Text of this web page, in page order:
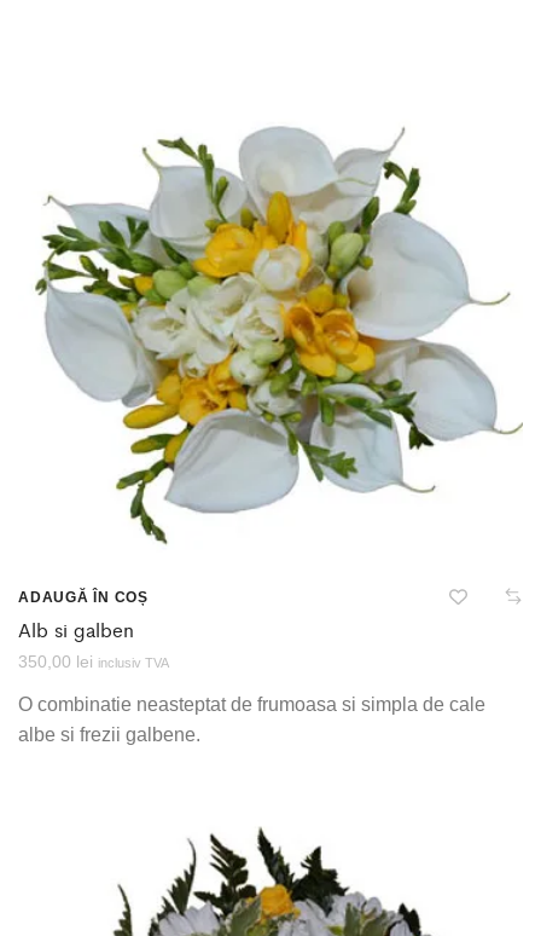
ADAUGĂ ÎN COȘ
Alb si galben
350,00 lei inclusiv TVA
O combinatie neasteptat de frumoasa si simpla de cale
albe si frezii galbene.